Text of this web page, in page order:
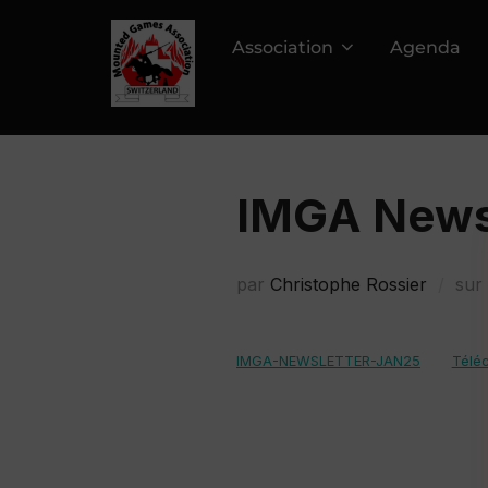
Association Agenda
IMGA
par Christophe Rossier sur
IMGA-NEWSLETTER-JAN25